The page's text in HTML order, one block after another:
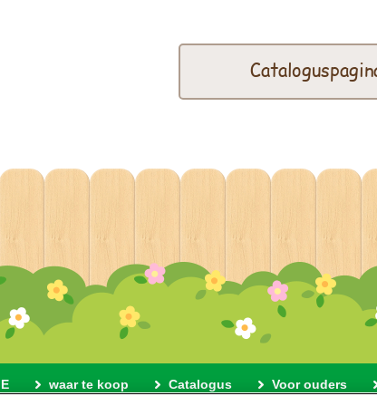
waar te koop Catalogus Voor ouders